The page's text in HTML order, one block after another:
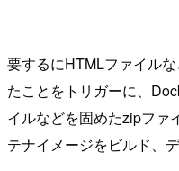
要するにHTMLファイル
たことをトリガーに、
イルなどを固めたzipファ
テナイメージをビルド、